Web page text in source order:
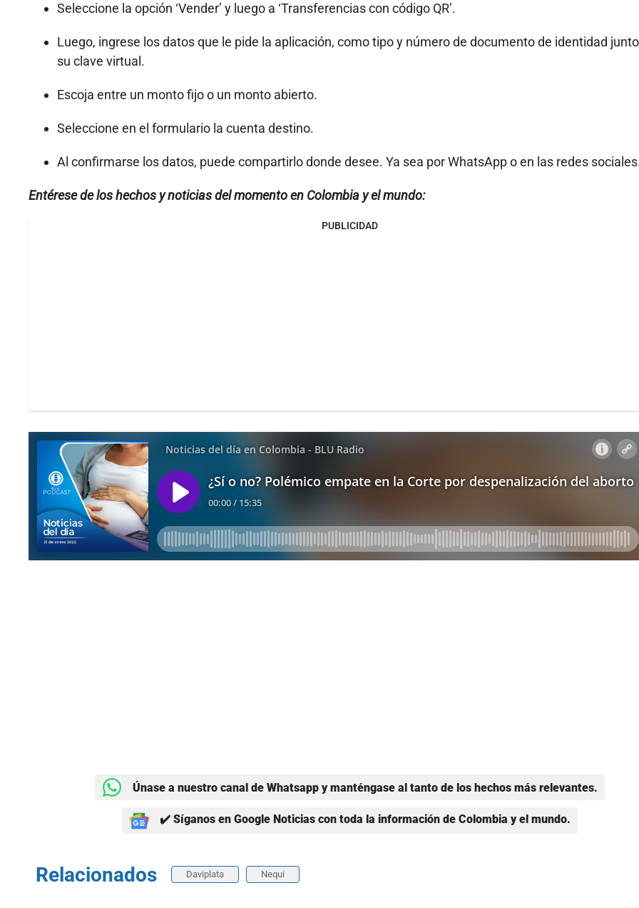
Seleccione la opción ‘Vender’ y luego a ‘Transferencias con código QR’.
Luego, ingrese los datos que le pide la aplicación, como tipo y número de documento de identidad
su clave virtual.
Escoja entre un monto fijo o un monto abierto.
Seleccione en el formulario la cuenta destino.
Al confirmarse los datos, puede compartirlo donde desee. Ya sea por WhatsApp o en las redes
Entérese de los hechos y noticias del momento en Colombia y el mundo:
PUBLICIDAD
Únase a nuestro canal de Whatsapp y manténgase al tanto de los hechos más relevantes.
✔️ Síganos en Google Noticias con toda la información de Colombia y el mundo.
Relacionados Daviplata Nequi